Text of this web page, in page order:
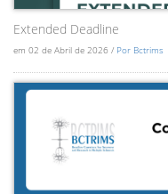
Extended Deadline
em 02 de Abril de 2026 / Por Bctrims